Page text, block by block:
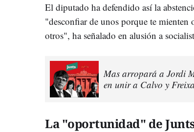
El diputado ha defendido así la
"desconfiar de unos porque te
otros", ha señalado en alusión a
Mas arropará a Jordi
en unir a Calvo y
La "oportunidad" de